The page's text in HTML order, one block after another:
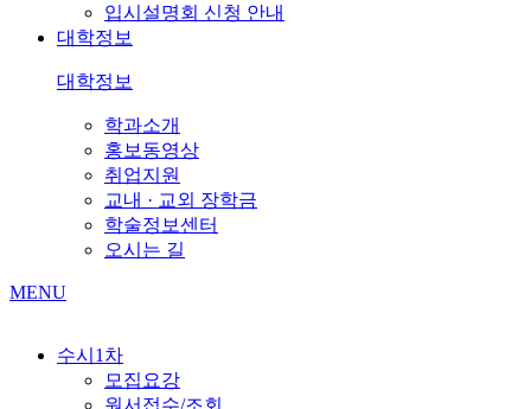
입시설명회 신청 안내
대학정보
대학정보
학과소개
홍보동영상
취업지원
교내 · 교외 장학금
학술정보센터
오시는 길
MENU
수시1차
모집요강
원서접수/조회